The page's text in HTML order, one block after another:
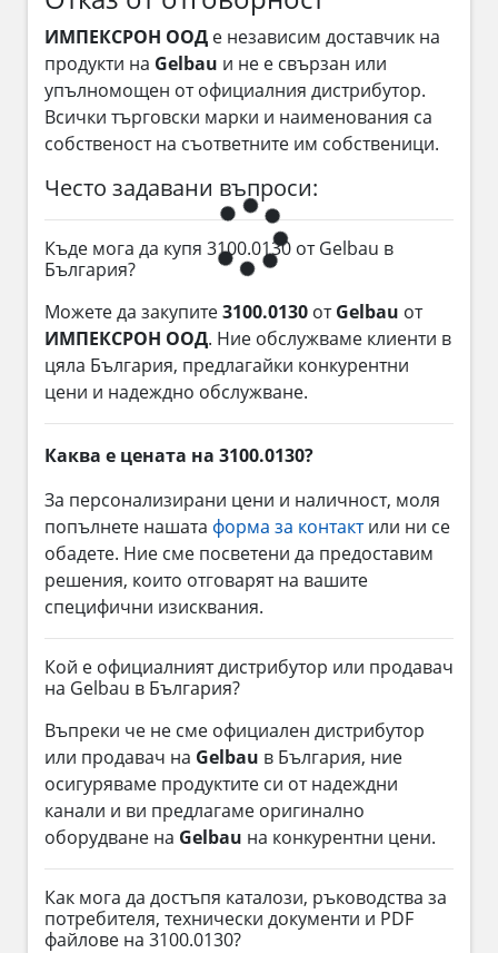
ИМПЕКСРОН ООД е независим доставчик на
продукти на Gelbau и не е свързан или
упълномощен от официалния дистрибутор.
Всички търговски марки и наименования са
собственост на съответните им собственици.
Често задавани въпроси:
Къде мога да купя 3100.0130 от Gelbau в
България?
Можете да закупите3100.0130 отGelbau от
ИМПЕКСРОН ООД. Ние обслужваме клиенти в
цяла България, предлагайки конкурентни
цени и надеждно обслужване.
Каква е цената на 3100.0130?
За персонализирани цени и наличност, моля
попълнете нашата форма за контактили ни се
обадете. Ние сме посветени да предоставим
решения, които отговарят на вашите
специфични изисквания.
Кой е официалният дистрибутор или продавач
на Gelbau в България?
Въпреки че не сме официален дистрибутор
или продавач на Gelbau в България, ние
осигуряваме продуктите си от надеждни
канали и ви предлагаме оригинално
оборудване на Gelbau на конкурентни цени.
Как мога да достъпя каталози, ръководства за
потребителя, технически документи и PDF
файлове на 3100.0130?